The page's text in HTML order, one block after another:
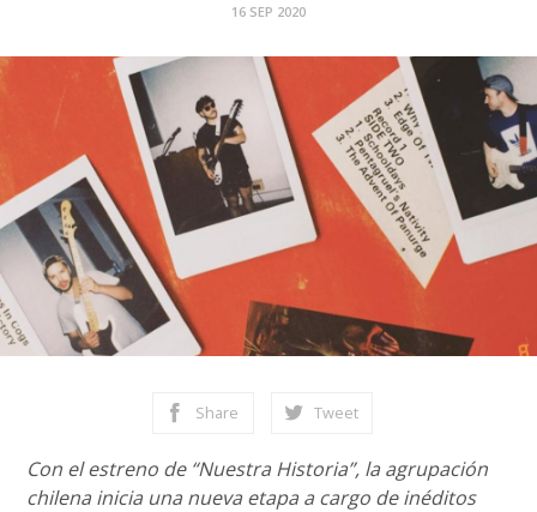
16 SEP 2020
Share Tweet
Con el estreno de “Nuestra Historia”, la agrupación
chilena inicia una nueva etapa a cargo de inéditos